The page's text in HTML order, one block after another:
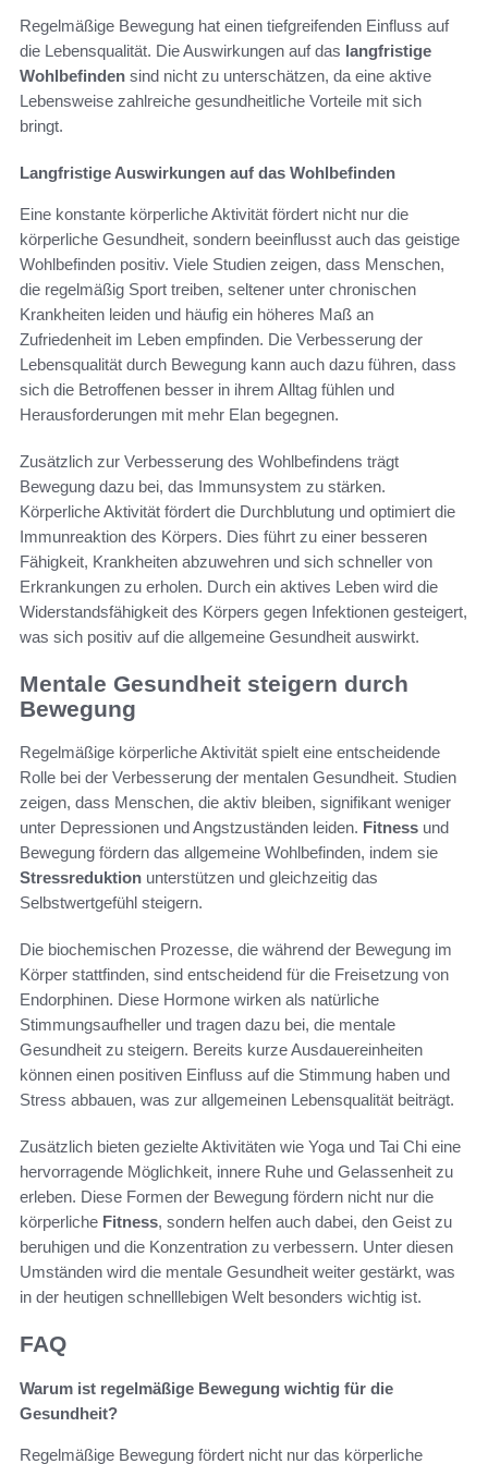
Regelmäßige Bewegung hat einen tiefgreifenden Einfluss auf
die Lebensqualität. Die Auswirkungen auf das langfristige
Wohlbefinden sind nicht zu unterschätzen, da eine aktive
Lebensweise zahlreiche gesundheitliche Vorteile mit sich
bringt.
Langfristige Auswirkungen auf das Wohlbefinden
Eine konstante körperliche Aktivität fördert nicht nur die
körperliche Gesundheit, sondern beeinflusst auch das geistige
Wohlbefinden positiv. Viele Studien zeigen, dass Menschen,
die regelmäßig Sport treiben, seltener unter chronischen
Krankheiten leiden und häufig ein höheres Maß an
Zufriedenheit im Leben empfinden. Die Verbesserung der
Lebensqualität durch Bewegung kann auch dazu führen, dass
sich die Betroffenen besser in ihrem Alltag fühlen und
Herausforderungen mit mehr Elan begegnen.
Zusätzlich zur Verbesserung des Wohlbefindens trägt
Bewegung dazu bei, das Immunsystem zu stärken.
Körperliche Aktivität fördert die Durchblutung und optimiert die
Immunreaktion des Körpers. Dies führt zu einer besseren
Fähigkeit, Krankheiten abzuwehren und sich schneller von
Erkrankungen zu erholen. Durch ein aktives Leben wird die
Widerstandsfähigkeit des Körpers gegen Infektionen gesteigert,
was sich positiv auf die allgemeine Gesundheit auswirkt.
Mentale Gesundheit steigern durch
Bewegung
Regelmäßige körperliche Aktivität spielt eine entscheidende
Rolle bei der Verbesserung der mentalen Gesundheit. Studien
zeigen, dass Menschen, die aktiv bleiben, signifikant weniger
unter Depressionen und Angstzuständen leiden. Fitness und
Bewegung fördern das allgemeine Wohlbefinden, indem sie
Stressreduktion unterstützen und gleichzeitig das
Selbstwertgefühl steigern.
Die biochemischen Prozesse, die während der Bewegung im
Körper stattfinden, sind entscheidend für die Freisetzung von
Endorphinen. Diese Hormone wirken als natürliche
Stimmungsaufheller und tragen dazu bei, die mentale
Gesundheit zu steigern. Bereits kurze Ausdauereinheiten
können einen positiven Einfluss auf die Stimmung haben und
Stress abbauen, was zur allgemeinen Lebensqualität beiträgt.
Zusätzlich bieten gezielte Aktivitäten wie Yoga und Tai Chi eine
hervorragende Möglichkeit, innere Ruhe und Gelassenheit zu
erleben. Diese Formen der Bewegung fördern nicht nur die
körperliche Fitness, sondern helfen auch dabei, den Geist zu
beruhigen und die Konzentration zu verbessern. Unter diesen
Umständen wird die mentale Gesundheit weiter gestärkt, was
in der heutigen schnelllebigen Welt besonders wichtig ist.
FAQ
Warum ist regelmäßige Bewegung wichtig für die
Gesundheit?
Regelmäßige Bewegung fördert nicht nur das körperliche